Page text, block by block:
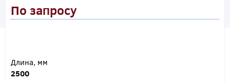
По запросу
Длина, мм
2500